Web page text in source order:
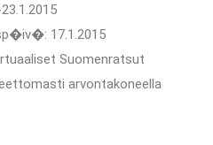
17.1.2015
Suomenratsut
arvontakoneella